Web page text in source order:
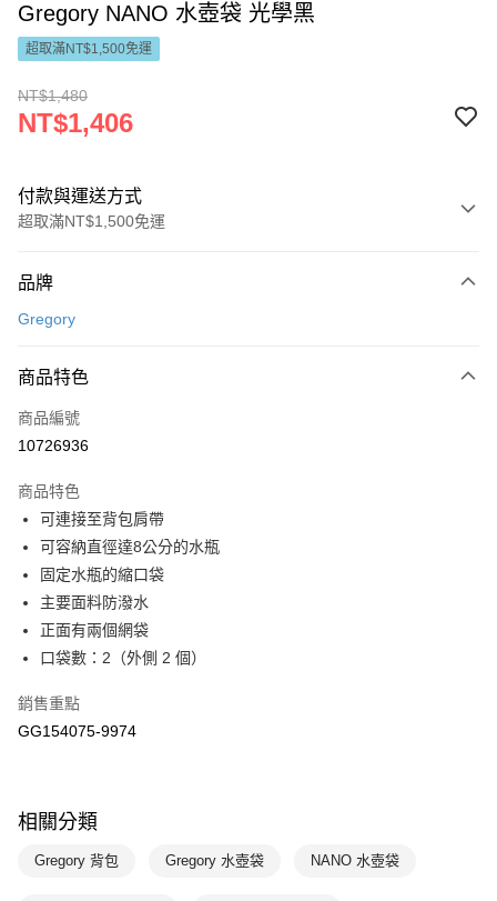
Gregory NANO 水壺袋 光學黑
超取滿NT$1,500免運
NT$1,480
NT$1,406
付款與運送方式
超取滿NT$1,500免運
信用卡一次付款
Apple Pay
悠遊付
7-11取貨(快速到店)
每筆NT$100，滿NT$1,500(含以上)免運費
宅配-本島
每筆NT$100，滿NT$1,500(含以上)免運費
品牌
Gregory
商品特色
商品編號
10726936
商品特色
可連接至背包肩帶
可容納直徑達8公分的水瓶
固定水瓶的縮口袋
主要面料防潑水
正面有兩個網袋
口袋數：2（外側 2 個）
銷售重點
GG154075-9974
相關分類
Gregory 背包 Gregory 水壺袋 NANO 水壺袋